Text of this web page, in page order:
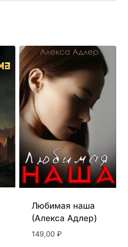
Любимая наша
(Алекса Адлер)
149,00 ₽